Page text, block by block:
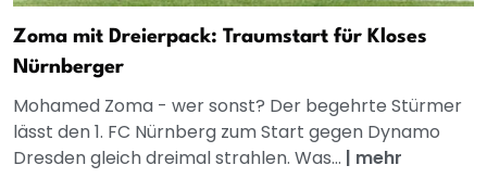
Zoma mit Dreierpack: Traumstart für Kloses
Nürnberger
Mohamed Zoma - wer sonst? Der begehrte Stürmer
lässt den 1. FC Nürnberg zum Start gegen Dynamo
Dresden gleich dreimal strahlen. Was... | mehr